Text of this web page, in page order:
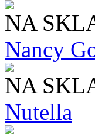
NA
Nancy
NA
Nutella